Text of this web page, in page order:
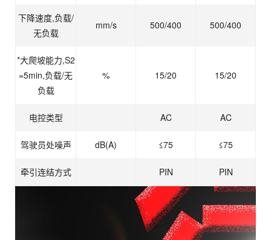
下降速度,负载/
无负载
mm/s 500/400 500/400
*大爬坡能力,S2
=5min,负载/无
负载
% 15/20 15/20
电控类型 AC AC
驾驶员处噪声 dB(A) ≤75 ≤75
牵引连结方式 PIN PIN